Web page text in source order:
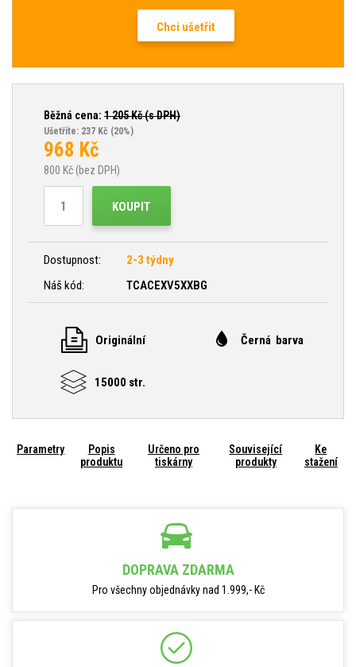
Chci ušetřit
Běžná cena: 1 205Kč (s DPH)
Ušetříte: 237 Kč (20%)
968 Kč
800 Kč (bez DPH)
KOUPIT
Dostupnost:
2-3 týdny
Náš kód:
TCACEXV5XXBG
Originální Černá barva
15000 str.
Parametry
Popis
produktu
Určeno pro
tiskárny
Související
produkty
Ke
stažení
DOPRAVA ZDARMA
Pro všechny objednávky nad 1.999,- Kč